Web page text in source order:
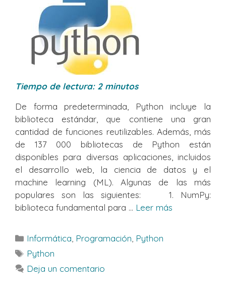
Tiempo de lectura: 2 minutos
De forma predeterminada, Python incluye la
biblioteca estándar, que contiene una gran
cantidad de funciones reutilizables. Además, más
de 137 000 bibliotecas de Python están
disponibles para diversas aplicaciones, incluidos
el desarrollo web, la ciencia de datos y el
machine learning (ML). Algunas de las más
populares son las siguientes: 1. NumPy:
biblioteca fundamental para ... Leer más
Categorías
Informática, Programación, Python
Etiquetas
Python
Deja un comentario